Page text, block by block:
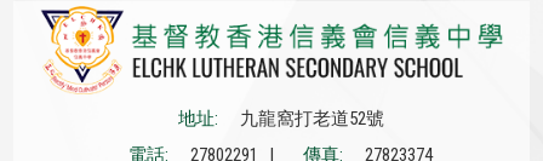
地址:
九龍窩打老道52號
電話:
27802291 | 傳真:
27823374